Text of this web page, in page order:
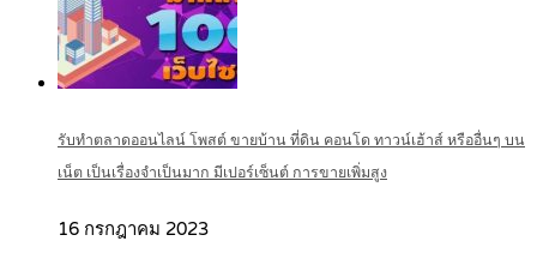
รับทำตลาดออนไลน์ โพสต์ ขายบ้าน ที่ดิน คอนโด ทาวน์เฮ้าส์ หรืออื่นๆ บน
เน็ต เป็นเรื่องจำเป็นมาก มีเปอร์เซ็นต์ การขายเพิ่มสูง
16 กรกฎาคม 2023